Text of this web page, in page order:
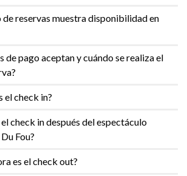
de reservas muestra disponibilidad en
de pago aceptan y cuándo se realiza el
el check in?
check in después del espectáculo
Fou?
es el check out?